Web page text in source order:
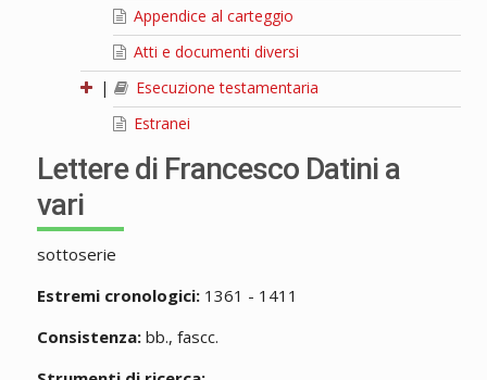
Appendice al carteggio
Atti e documenti diversi
|
Esecuzione testamentaria
Estranei
Lettere di Francesco Datini a
vari
sottoserie
Estremi cronologici:1361 - 1411
Consistenza:bb., fascc.